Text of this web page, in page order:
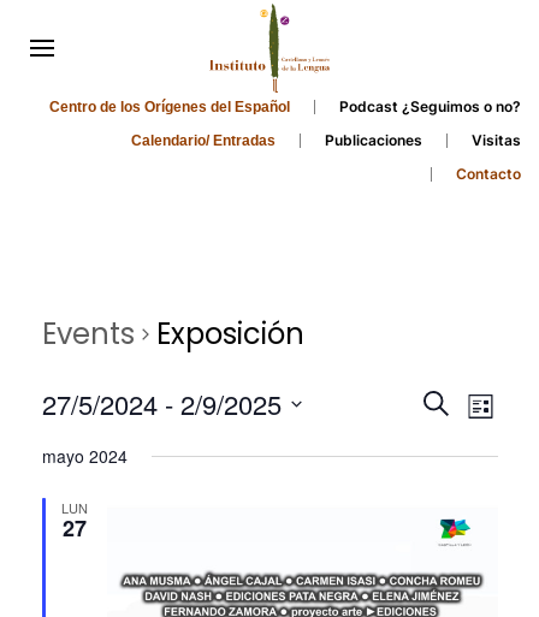
Centro de los Orígenes del Español Podcast ¿Seguimos o no?
Calendario/ Entradas Publicaciones
Visitas
Contacto
Events Exposición
Events
and
Search
List
27/5/2024 - 2/9/2025
date.
mayo 2024
LUN
27